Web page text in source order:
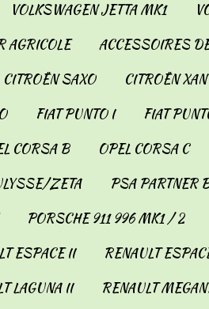
VOLKSWAGEN JETTA MK1
AGRICOLE ACCESSOIRES
CITROËN SAXO CITROËN
FIAT PUNTO I FIAT
CORSA B OPEL CORSA C
ZETA
PSA PARTNER
PORSCHE 911 996 MK1 / 2
ESPACE II RENAULT
LAGUNA II RENAULT